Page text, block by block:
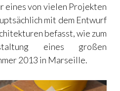
eines von vielen Projekten
mit dem Entwurf
befasst, wie zum
eines großen
2013 in Marseille.